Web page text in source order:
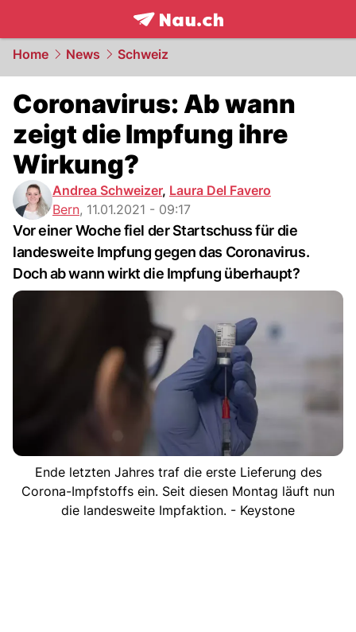
frontpage.NAU.ch
Home News Schweiz
Coronavirus: Ab wann
zeigt die Impfung ihre
Wirkung?
Andrea Schweizer, Laura Del Favero
Bern, 11.01.2021 - 09:17
Vor einer Woche fiel der Startschuss für die
landesweite Impfung gegen das Coronavirus.
Doch ab wann wirkt die Impfung überhaupt?
Ende letzten Jahres traf die erste Lieferung des
Corona-Impfstoffs ein. Seit diesen Montag läuft nun
die landesweite Impfaktion. - Keystone